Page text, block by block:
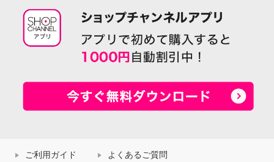
ご利用ガイド よくあるご質問